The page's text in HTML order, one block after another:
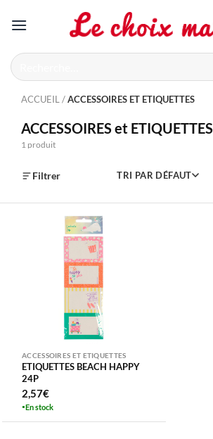
Recherche
pour :
ACCUEIL /ACCESSOIRES ET ETIQUETTES
ACCESSOIRES et ETIQUETTES
1 produit
Filtrer TRI PAR DÉFAUT
ACCESSOIRES ET ETIQUETTES
ETIQUETTES BEACH HAPPY
24P
2,57€
En stock